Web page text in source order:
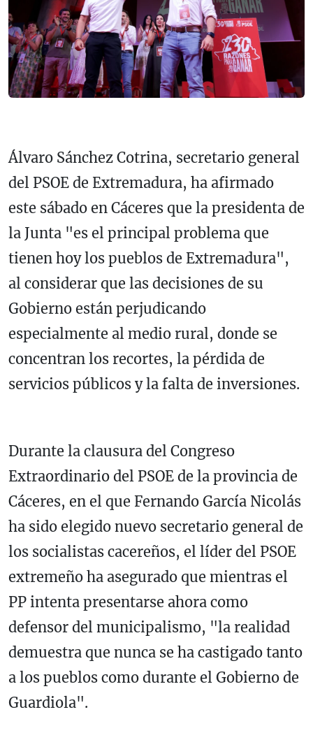
Álvaro Sánchez Cotrina, secretario general
del PSOE de Extremadura, ha afirmado
este sábado en Cáceres que la presidenta de
la Junta "es el principal problema que
tienen hoy los pueblos de Extremadura",
al considerar que las decisiones de su
Gobierno están perjudicando
especialmente al medio rural, donde se
concentran los recortes, la pérdida de
servicios públicos y la falta de inversiones.
Durante la clausura del Congreso
Extraordinario del PSOE de la provincia de
Cáceres, en el que Fernando García Nicolás
ha sido elegido nuevo secretario general de
los socialistas cacereños, el líder del PSOE
extremeño ha asegurado que mientras el
PP intenta presentarse ahora como
defensor del municipalismo, "la realidad
demuestra que nunca se ha castigado tanto
a los pueblos como durante el Gobierno de
Guardiola".